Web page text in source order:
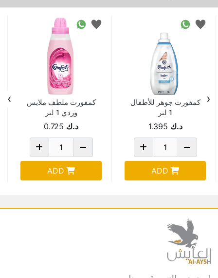
كمفورت جوهر للأطفال
1 لتر
د.ك 1.395
ADD
كمفورت ملطف ملابس
وردي 1 لتر
د.ك 0.725
ADD
‹
›